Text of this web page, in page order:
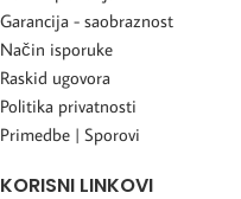
Garancija - saobraznost
Način isporuke
Raskid ugovora
Politika privatnosti
Primedbe | Sporovi
KORISNI LINKOVI